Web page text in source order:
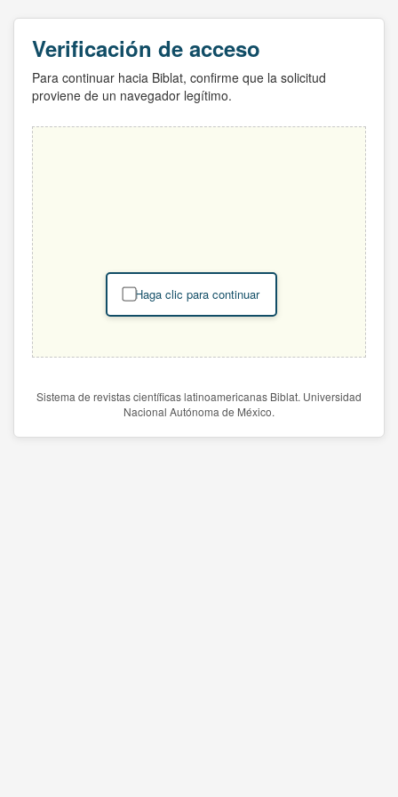
Verificación de acceso
Para continuar hacia Biblat, confirme que la solicitud
proviene de un navegador legítimo.
Haga clic para continuar
Sistema de revistas científicas latinoamericanas Biblat. Universidad
Nacional Autónoma de México.